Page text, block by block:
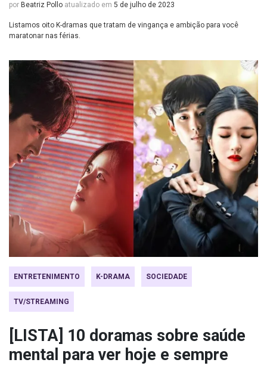
por Beatriz Pollo atualizado em 5 de julho de 2023
Listamos oito K-dramas que tratam de vingança e ambição para você
maratonar nas férias.
ENTRETENIMENTO K-DRAMA SOCIEDADE
TV/STREAMING
[LISTA] 10 doramas sobre saúde
mental para ver hoje e sempre